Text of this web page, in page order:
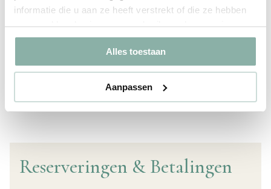
informatie die u aan ze heeft verstrekt of die ze hebben
verzameld op basis van uw gebruik van hun services.
Alles toestaan
Aanpassen
Verhuren jullie ook kinderbedjes/ kinderstoelen?
Kan de auto bij de accommodaties worden
Is het mogelijk om roomservice te bestellen vanaf
Alle vragen bekijken
Reserveringen & Betalingen